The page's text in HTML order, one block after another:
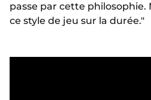
passe par cette philosophie.
ce style de jeu sur la durée."